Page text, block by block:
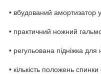
• вбудований амортизатор
• практичний ножний
• регульована підніжка для
• кількість положень спинки